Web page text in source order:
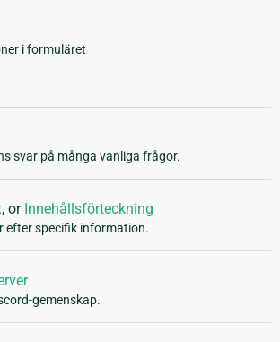
i formuläret
svar på många vanliga frågor.
, or Innehållsförteckning
efter specifik information.
gemenskap.